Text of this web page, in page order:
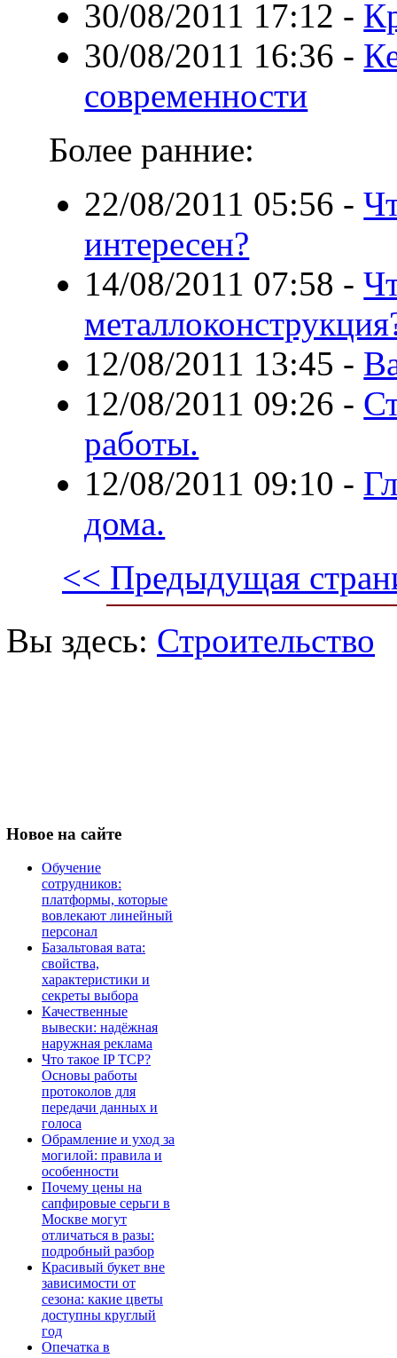
30/08/2011 17:12 -
30/08/2011 16:36 -
современности
Более ранние:
22/08/2011 05:56 -
интересен?
14/08/2011 07:58 -
12/08/2011 13:45 -
12/08/2011 09:26 -
работы.
12/08/2011 09:10 -
дома.
<< Предыдущая
Вы здесь: Строительство
Новое на сайте
Обучение
сотрудников:
платформы, которые
вовлекают линейный
персонал
Базальтовая вата:
свойства,
характеристики и
секреты выбора
Качественные
вывески: надёжная
наружная реклама
Что такое IP TCP?
Основы работы
протоколов для
передачи данных и
голоса
Обрамление и уход за
могилой: правила и
особенности
Почему цены на
сапфировые серьги в
Москве могут
отличаться в разы:
подробный разбор
Красивый букет вне
зависимости от
сезона: какие цветы
доступны круглый
год
Опечатка в